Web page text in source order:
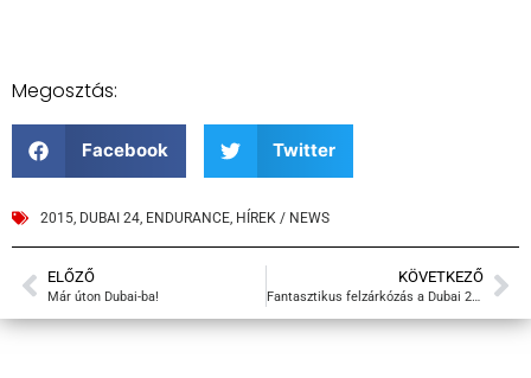
Megosztás:
Facebook Twitter
2015 DUBAI 24 ENDURANCE HÍREK / NEWS
ELŐZŐ
Már úton Dubai-ba!
KÖVETKEZŐ
Fantasztikus felzárkózás a Dubai 24 órás futamon